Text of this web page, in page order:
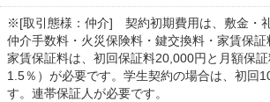
※[取引態様：仲介] 契約初期費用は、敷金・礼
仲介手数料・火災保険料・鍵交換料・家賃保証
家賃保証料は、初回保証料20,000円と月額保
1.5％）が必要です。学生契約の場合は、初回
す。連帯保証人が必要です。